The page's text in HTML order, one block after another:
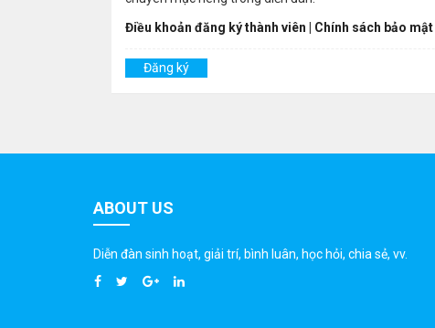
Điều khoản đăng ký thành viên
Chính sách bảo mật
Đăng ký
ABOUT US
Diễn đàn sinh hoạt, giải trí, bình luân, học hỏi, chia sẻ, vv.